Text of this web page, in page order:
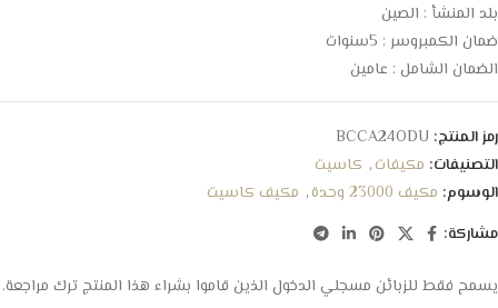
بلد المنشأ : الصين
ضمان الكمبروسر : 5سنوات
الضمان الشامل : عامين
رمز المنتج: BCCA24ODU
التصنيفات: مكيفات, كاسيت
الوسوم: مكيف 23000 وحدة , مكيف كاسيت
مشاركة:
يسمح فقط للزبائن مسجلي الدخول الذين قاموا بشراء هذا المنتج ترك مراجعة.